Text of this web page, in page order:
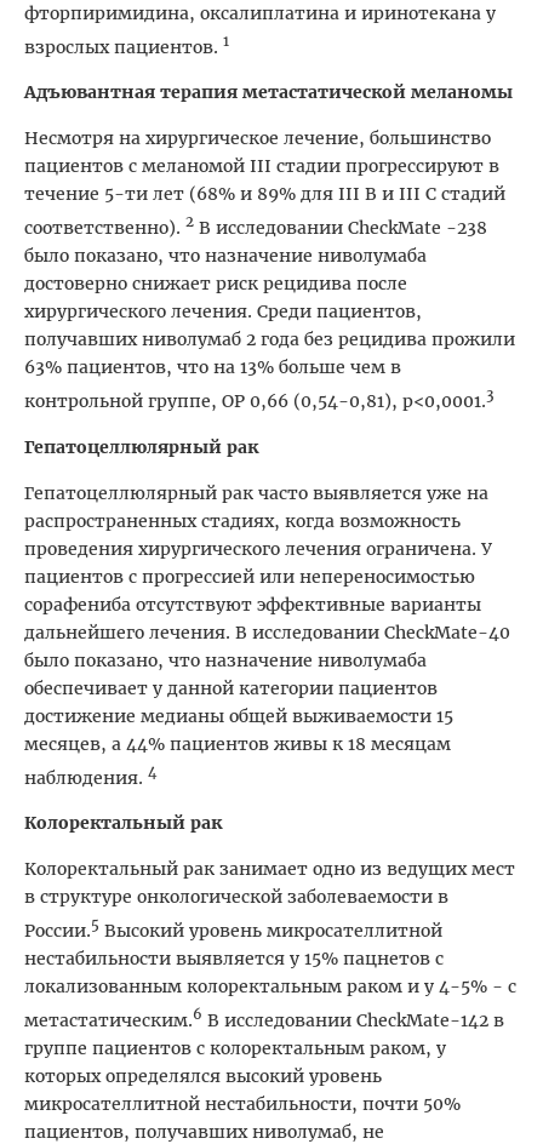
фторпиримидина, оксалиплатина и иринотекана у
взрослых пациентов. 1
Адъювантная терапия метастатической меланомы
Несмотря на хирургическое лечение, большинство
пациентов с меланомой III cтадии прогрессируют в
течение 5-ти лет (68% и 89% для III В и III C cтадий
соответственно). 2 В исследовании CheckMate -238
было показано, что назначение ниволумаба
достоверно снижает риск рецидива после
хирургического лечения. Среди пациентов,
получавших ниволумаб 2 года без рецидива прожили
63% пациентов, что на 13% больше чем в
контрольной группе, ОР 0,66 (0,54-0,81), р<0,0001.3
Гепатоцеллюлярный рак
Гепатоцеллюлярный рак часто выявляется уже на
распространенных стадиях, когда возможность
проведения хирургического лечения ограничена. У
пациентов c прогрессией или непереносимостью
сорафениба отсутствуют эффективные варианты
дальнейшего лечения. В исследовании CheckMate-40
было показано, что назначение ниволумаба
обеспечивает у данной категории пациентов
достижение медианы общей выживаемости 15
месяцев, а 44% пациентов живы к 18 месяцам
наблюдения. 4
Колоректальный рак
Колоректальный рак занимает одно из ведущих мест
в структуре онкологической заболеваемости в
России.5 Высокий уровень микросателлитной
нестабильности выявляется у 15% пацнетов с
локализованным колоректальным раком и у 4-5% - с
метастатическим.6 В исследовании СhеckMate-142 в
группе пациентов с колоректальным раком, у
которых определялся высокий уровень
микросателлитной нестабильности, почти 50%
пациентов, получавших ниволумаб, не